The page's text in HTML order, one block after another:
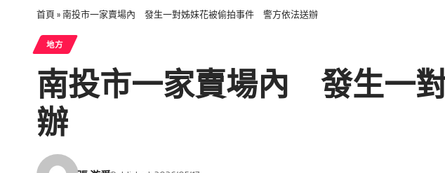
首頁 »南投市一家賣場內 發生一對姊妹花被偷拍事件 警方依法送辦
地方
南投市一家賣場內 發生一
辦